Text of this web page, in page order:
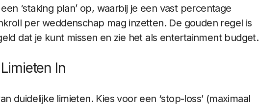
‘staking plan’ op, waarbij je een vast percentage
per weddenschap mag inzetten. De gouden regel is
dat je kunt missen en zie het als entertainment budget.
In
duidelijke limieten. Kies voor een ‘stop-loss’ (maximaal